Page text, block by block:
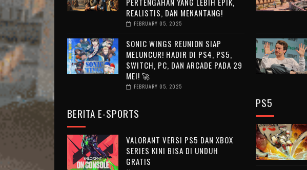
REALISTIS, DAN MENANTANG!
FEBRUARY 05, 2025
SONIC WINGS REUNION SIAP
MELUNCUR! HADIR DI PS4, PS5,
SWITCH, PC, DAN ARCADE PADA 29
MEI! 🚀
FEBRUARY 05, 2025
BERITA E-SPORTS
VALORANT VERSI PS5 DAN XBOX
SERIES KINI BISA DI UNDUH
GRATIS
PS5